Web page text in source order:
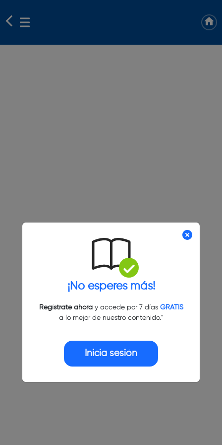
¡No esperes más!
Regístrate ahoray accede por 7 días GRATIS
a lo mejor de nuestro contenido."
Inicia sesión